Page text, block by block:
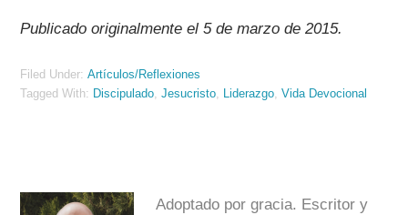
Publicado originalmente el 5 de marzo de 2015.
Filed Under:Artículos/Reflexiones
Tagged With: Discipulado,Jesucristo, Liderazgo,Vida Devocional
Adoptado por gracia. Escritor y